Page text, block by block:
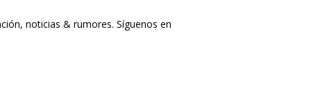
noticias & rumores. Síguenos en